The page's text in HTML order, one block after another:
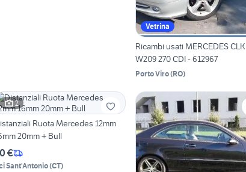
Vetrina
Ricambi usati MERCEDES CLK
W209 270 CDI - 612967
Porto Viro(RO)
2
Ruota Mercedes 12mm
20mm + Bull
€
Sant'Antonio(CT)